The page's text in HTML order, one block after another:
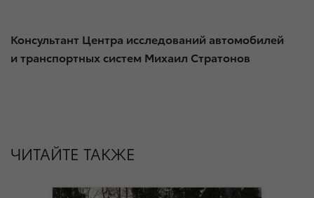
Консультант Центра исследований автомобилей
и транспортных систем Михаил Стратонов
ЧИТАЙТЕ ТАКЖЕ